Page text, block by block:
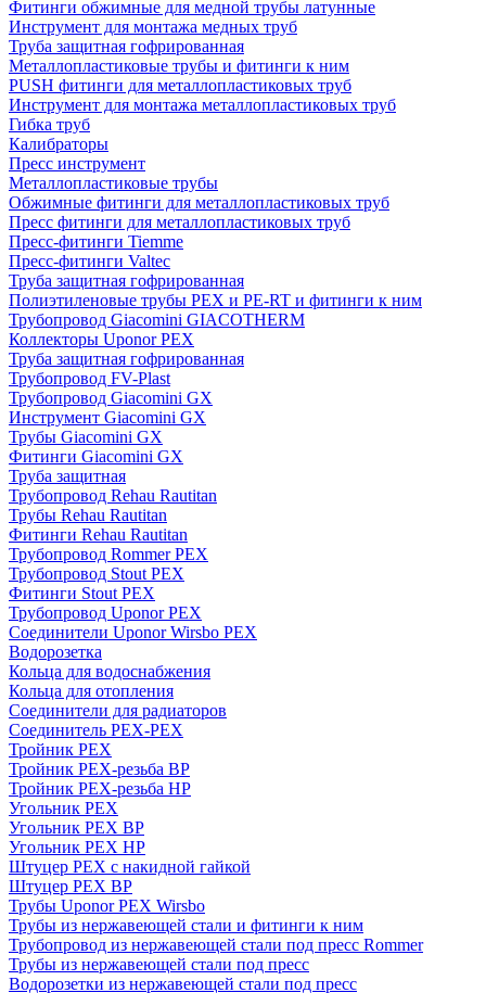
Фитинги обжимные для медной трубы латунные
Инструмент для монтажа медных труб
Труба защитная гофрированная
Металлопластиковые трубы и фитинги к ним
PUSH фитинги для металлопластиковых труб
Инструмент для монтажа металлопластиковых труб
Гибка труб
Калибраторы
Пресс инструмент
Металлопластиковые трубы
Обжимные фитинги для металлопластиковых труб
Пресс фитинги для металлопластиковых труб
Пресс-фитинги Tiemme
Пресс-фитинги Valtec
Труба защитная гофрированная
Полиэтиленовые трубы PEX и PE-RT и фитинги к ним
Трубопровод Giacomini GIACOTHERM
Коллекторы Uponor PEX
Труба защитная гофрированная
Трубопровод FV-Plast
Трубопровод Giacomini GX
Инструмент Giacomini GX
Трубы Giacomini GX
Фитинги Giacomini GX
Труба защитная
Трубопровод Rehau Rautitan
Трубы Rehau Rautitan
Фитинги Rehau Rautitan
Трубопровод Rommer PEX
Трубопровод Stout PEX
Фитинги Stout PEX
Трубопровод Uponor PEX
Соединители Uponor Wirsbo PEX
Водорозетка
Кольца для водоснабжения
Кольца для отопления
Соединители для радиаторов
Соединитель PEX-PEX
Тройник PEX
Тройник PEX-резьба ВР
Тройник PEX-резьба НР
Угольник PEX
Угольник PEX ВР
Угольник PEX НР
Штуцер PEX c накидной гайкой
Штуцер PEX ВР
Трубы Uponor PEX Wirsbo
Трубы из нержавеющей стали и фитинги к ним
Трубопровод из нержавеющей стали под пресс Rommer
Трубы из нержавеющей стали под пресс
Водорозетки из нержавеющей стали под пресс